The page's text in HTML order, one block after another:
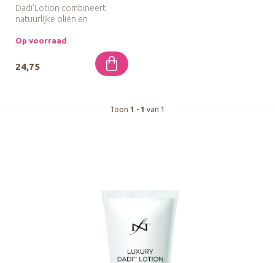
Dadi'Lotion combineert
natuurlijke oliën en
diepe hyd...
Op voorraad
24,75
Toon 1 - 1 van 1